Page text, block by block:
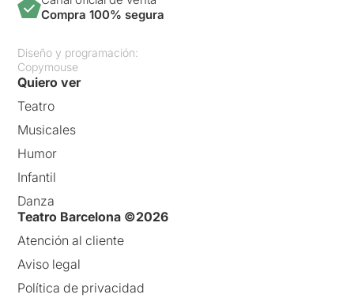
Compra 100% segura
Diseño y programación:
Copymouse
Quiero ver
Teatro
Musicales
Humor
Infantil
Danza
Teatro Barcelona ©2026
Atención al cliente
Aviso legal
Política de privacidad